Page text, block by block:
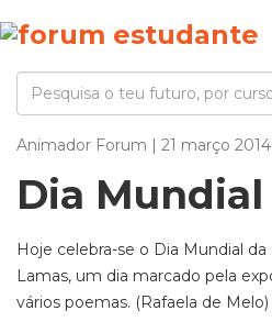
Animador Forum | 21 março 2014
Dia Mundial
Hoje celebra-se o Dia Mundial
Lamas, um dia marcado pela
vários poemas. (Rafaela de Melo)